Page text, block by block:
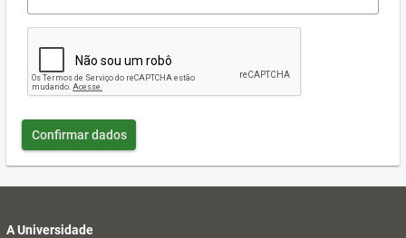
Confirmar dados
A Universidade